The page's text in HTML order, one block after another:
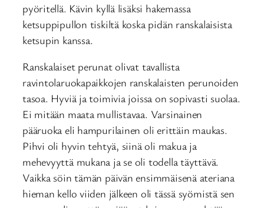
pyöritellä. Kävin kyllä lisäksi hakemassa
ketsuppipullon tiskiltä koska pidän ranskalaisista
ketsupin kanssa.
Ranskalaiset perunat olivat tavallista
ravintolaruokapaikkojen ranskalaisten perunoiden
tasoa. Hyviä ja toimivia joissa on sopivasti suolaa.
Ei mitään maata mullistavaa. Varsinainen
pääruoka eli hampurilainen oli erittäin maukas.
Pihvi oli hyvin tehtyä, siinä oli makua ja
mehevyyttä mukana ja se oli todella täyttävä.
Vaikka söin tämän päivän ensimmäisenä ateriana
hieman kello viiden jälkeen oli tässä syömistä sen